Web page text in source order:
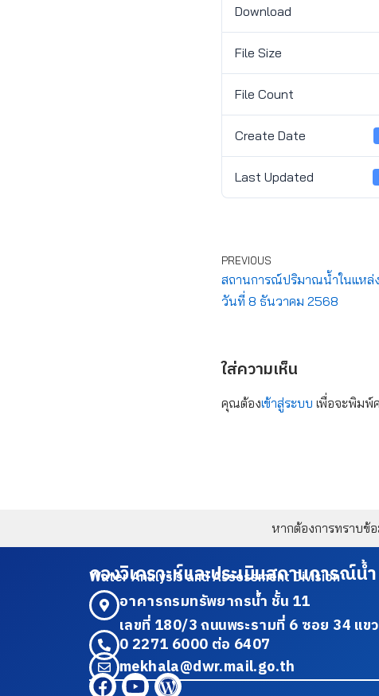
Download
File Size
File Count
Create Date
Last Updated
PREVIOUS
สถานการณ์ปริมาณน้ำในแหล่
วันที่ 8 ธันวาคม 2568
ใส่ความเห็น
คุณต้องเข้าสู่ระบบ เพื่อจะพิมพ์
หากต้องการทราบข้
กองวิเคราะห์และประเมินสถานการณ์น้
Water Analysis and Assessment Division
อาคารกรมทรัพยากรน้ำ ชั้น 11
เลขที่ 180/3 ถนนพระรามที่ 6 ซอย 34 แ
0 2271 6000 ต่อ 6407
mekhala@dwr.mail.go.th